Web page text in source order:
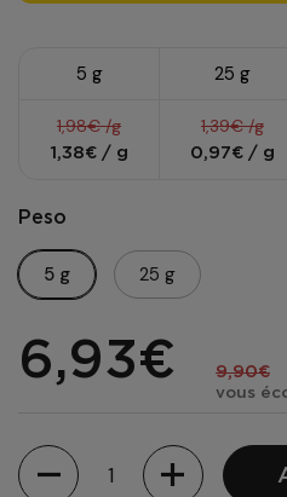
5 g
1,98€ /g
1,38€ / g
25 g
1,39€ /g
0,97€ / g
Peso
5 g 25 g
6,93€ 9,90€
vous
Cantidad